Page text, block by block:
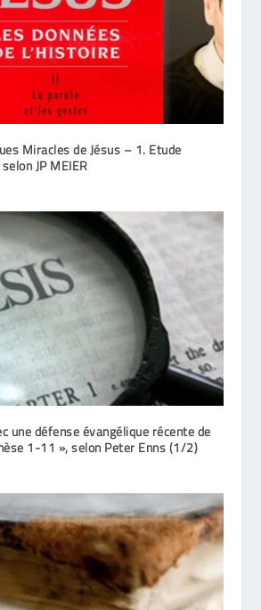
Miracles de Jésus – 1. Etude
JP MEIER
une défense évangélique récente de
1-11 », selon Peter Enns (1/2)